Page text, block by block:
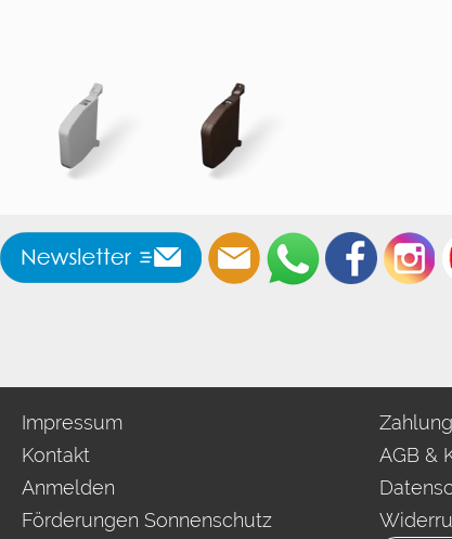
Impressum
Kontakt
Anmelden
Förderungen Sonnenschutz
AGB &